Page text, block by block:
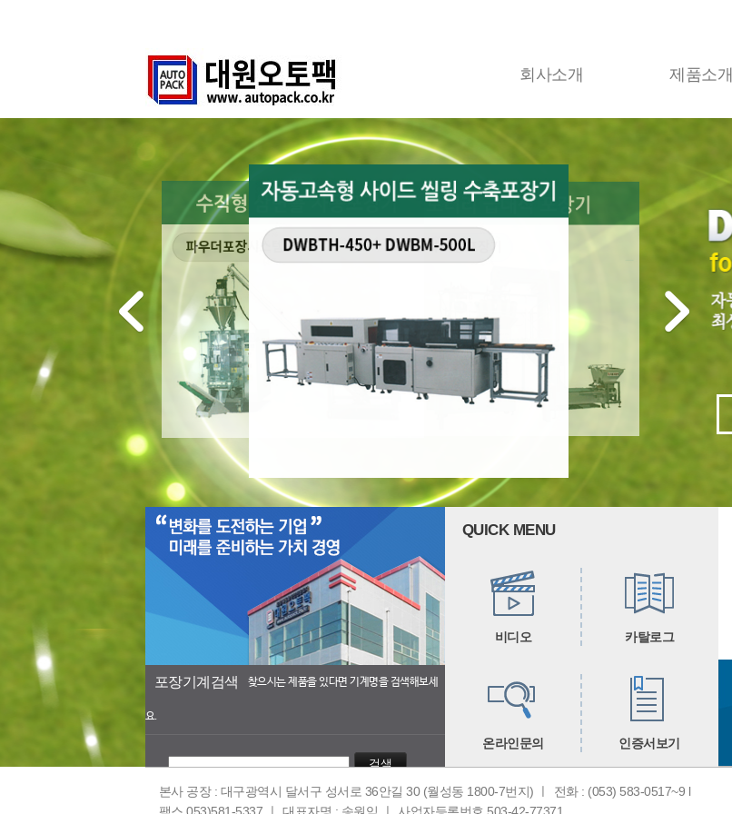
회사소개 제품소개
포장기계검색 찾으시는 제품을 있다면 기계명을 검색해보세
요.
검색
QUICK MENU
비디오 카탈로그
온라인문의 인증서보기
본사 공장 : 대구광역시 달서구 성서로 36안길 30 (월성동 1800-7번지) ㅣ
전화 : (053) 583-0517~9 l